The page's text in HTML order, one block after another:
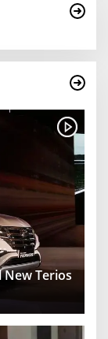
New Terios